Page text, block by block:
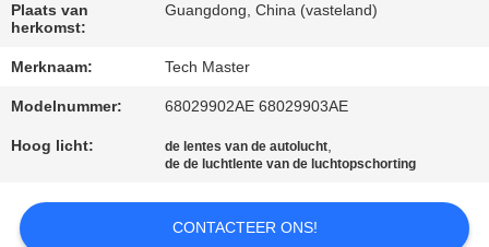
MET
ONS
OP
NIEUWS
Plaats van
herkomst:
Guangdong, China (vasteland)
Merknaam: Tech Master
Modelnummer: 68029902AE 68029903AE
Hoog licht: de lentes van de autolucht,
de de luchtlente van de luchtopschorting
CONTACTEER ONS!